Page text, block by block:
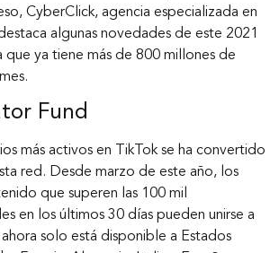
CyberClick, agencia especializada en
algunas novedades de este 2021
que ya tiene más de 800 millones de
Fund
más activos en TikTok se ha convertido
red. Desde marzo de este año, los
que superen las 100 mil
en los últimos 30 días pueden unirse a
solo está disponible a Estados